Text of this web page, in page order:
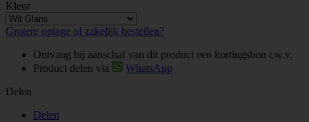
Kleur
Grotere oplage of zakelijk bestellen?
Ontvang bij aanschaf van dit product een kortingsbon t.w.v.
Product delen via
WhatsApp
Delen
Delen